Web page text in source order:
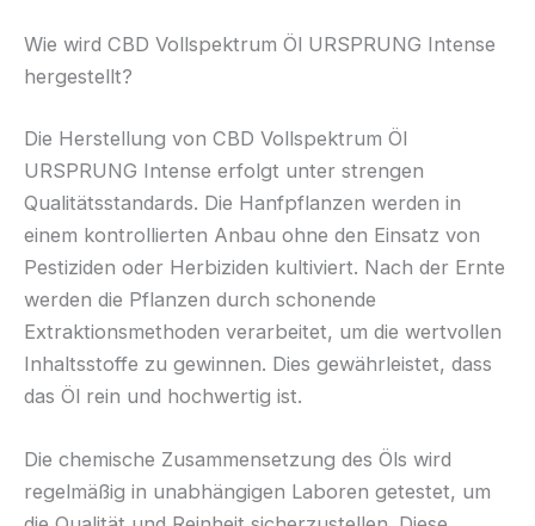
Wie wird CBD Vollspektrum Öl URSPRUNG Intense
hergestellt?
Die Herstellung von CBD Vollspektrum Öl
URSPRUNG Intense erfolgt unter strengen
Qualitätsstandards. Die Hanfpflanzen werden in
einem kontrollierten Anbau ohne den Einsatz von
Pestiziden oder Herbiziden kultiviert. Nach der Ernte
werden die Pflanzen durch schonende
Extraktionsmethoden verarbeitet, um die wertvollen
Inhaltsstoffe zu gewinnen. Dies gewährleistet, dass
das Öl rein und hochwertig ist.
Die chemische Zusammensetzung des Öls wird
regelmäßig in unabhängigen Laboren getestet, um